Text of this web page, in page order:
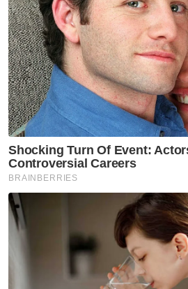
Hukuman
kedudukan
sebagai ADUN
Sabah Sarawak
[VIDEO]RM17
pampasan
jalan -